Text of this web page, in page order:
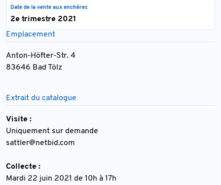
Date de la vente aux enchères
2e trimestre 2021
Emplacement
Anton-Höfter-Str. 4
83646 Bad Tölz
Extrait du catalogue
Visite :
Uniquement sur demande
sattler@netbid.com
Collecte :
Mardi 22 juin 2021 de 10h à 17h